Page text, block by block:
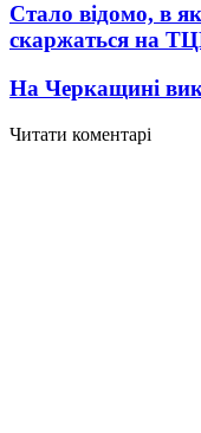
Стало відомо, в
скаржаться на
На Черкащині
Читати коментарі